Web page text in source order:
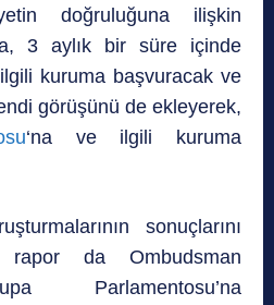
doğruluğuna ilişkin
3 aylık bir süre içinde
kuruma başvuracak ve
görüşünü de ekleyerek,
‘na ve ilgili kuruma
sonuçlarını
da Ombudsman
Parlamentosu’na